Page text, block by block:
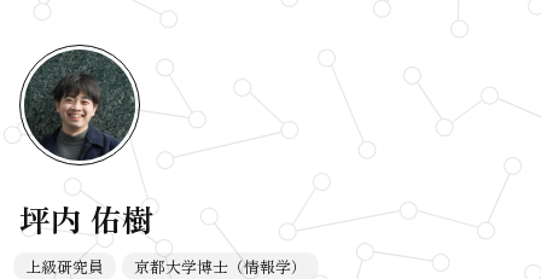
坪内 佑樹
上級研究員 京都大学博士（情報学）